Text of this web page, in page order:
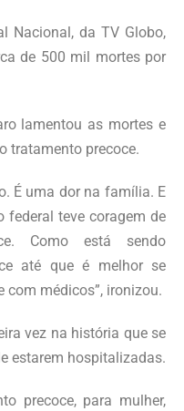
Nacional, da TV Globo,
de 500 mil mortes por
lamentou as mortes e
tratamento precoce.
É uma dor na família. E
federal teve coragem de
Como está sendo
até que é melhor se
médicos”, ironizou.
vez na história que se
estarem hospitalizadas.
precoce, para mulher,